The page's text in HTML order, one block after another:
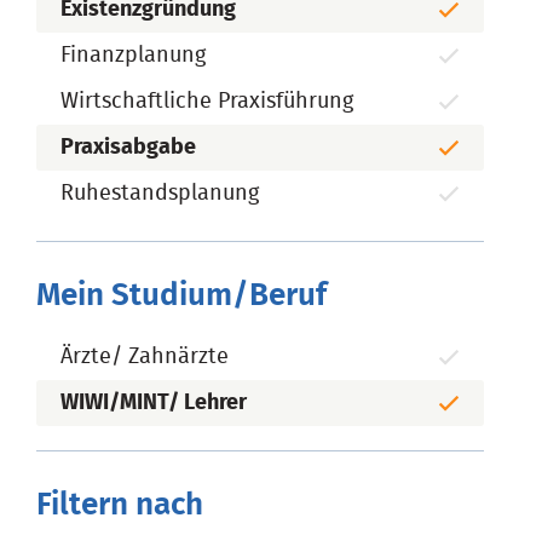
Existenzgründung
Finanzplanung
Wirtschaftliche Praxisführung
Praxisabgabe
Ruhestandsplanung
Mein Studium/Beruf
Ärzte/ Zahnärzte
WIWI/MINT/ Lehrer
Filtern nach